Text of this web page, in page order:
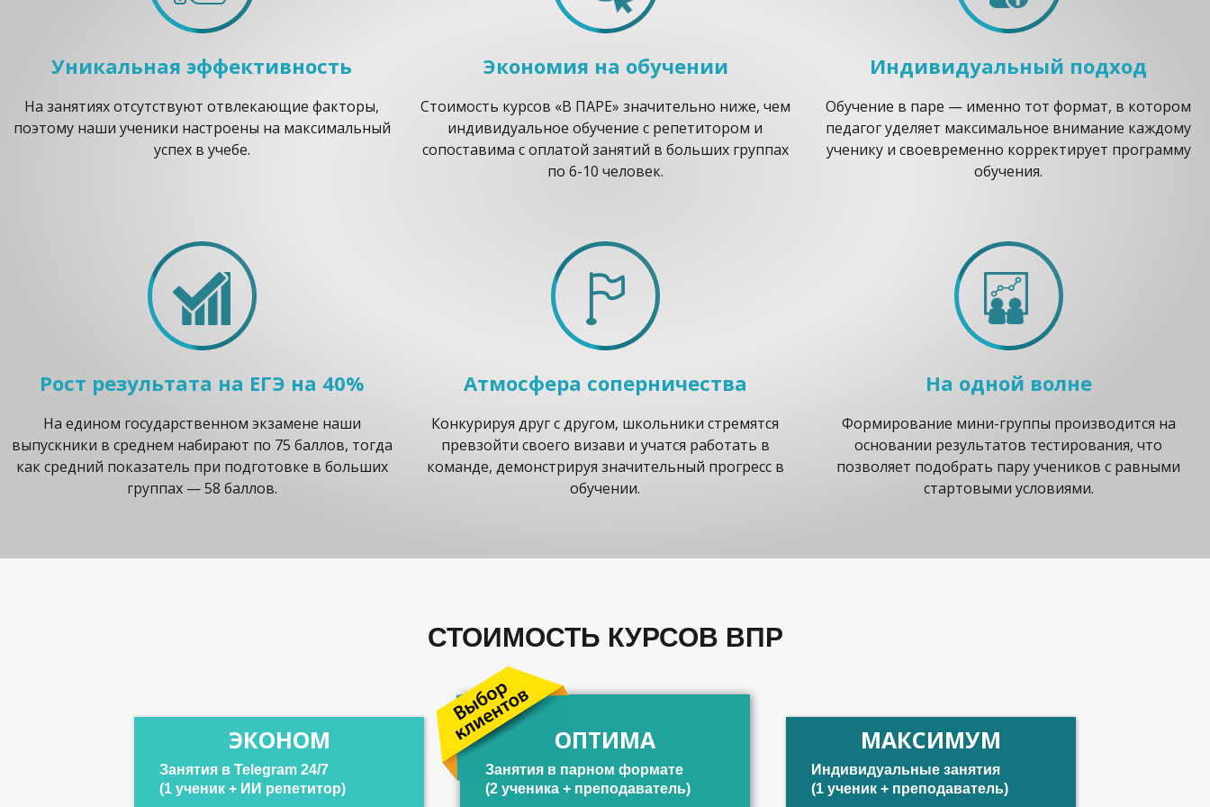
Уникальная эффективность
На занятиях отсутствуют отвлекающие факторы,
поэтому наши ученики настроены на максимальный
успех в учебе.
Экономия на обучении
Стоимость курсов «В ПАРЕ» значительно ниже, чем
индивидуальное обучение с репетитором и
сопоставима с оплатой занятий в больших группах
по 6-10 человек.
Индивидуальный подход
Обучение в паре — именно тот формат, в котором
педагог уделяет максимальное внимание каждому
ученику и своевременно корректирует программу
обучения.
Рост результата на ЕГЭ на 40%
На едином государственном экзамене наши
выпускники в среднем набирают по 75 баллов, тогда
как средний показатель при подготовке в больших
группах — 58 баллов.
Атмосфера соперничества
Конкурируя друг с другом, школьники стремятся
превзойти своего визави и учатся работать в
команде, демонстрируя значительный прогресс в
обучении.
На одной волне
Формирование мини-группы производится на
основании результатов тестирования, что
позволяет подобрать пару учеников с равными
стартовыми условиями.
СТОИМОСТЬ КУРСОВ ВПР
ЭКОНОМ
Занятия в Telegram 24/7
(1 ученик + ИИ репетитор)
ОПТИМА
Занятия в парном формате
(2 ученика + преподаватель)
МАКСИМУМ
Индивидуальные занятия
(1 ученик + преподаватель)